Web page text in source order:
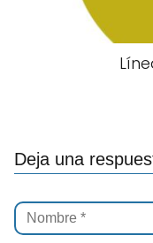
Deja una